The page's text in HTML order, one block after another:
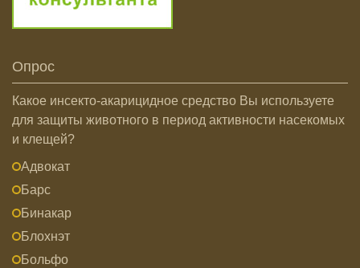
Опрос
Какое инсекто-акарицидное средство Вы используете
для защиты животного в период активности насекомых
и клещей?
Адвокат
Барс
Бинакар
Блохнэт
Больфо